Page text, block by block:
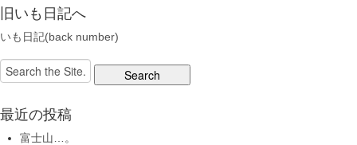
旧いも日記へ
いも日記(back number)
Search
for:
最近の投稿
富士山…。